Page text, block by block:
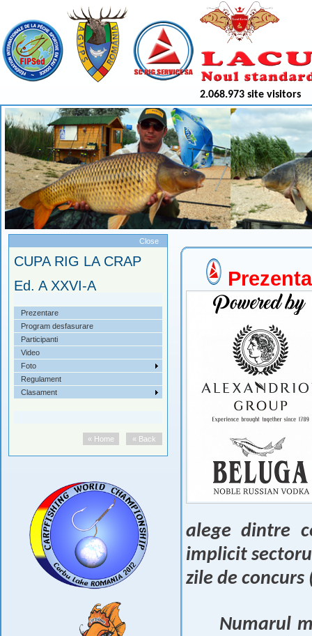
2.068.973 site visitors
Close
CUPA RIG LA CRAP
Ed. A XXVI-A
Prezentare
Program desfasurare
Participanti
Video
Foto
Regulament
Clasament
« Back
« Home
alege dintre
implicit
zile de concurs
Numarul